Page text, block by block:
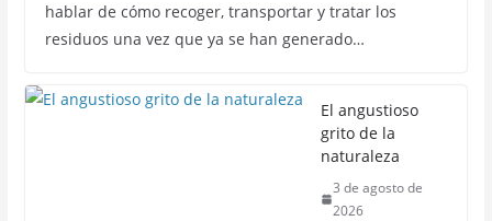
hablar de cómo recoger, transportar y tratar los
residuos una vez que ya se han generado…
El angustioso
grito de la
naturaleza
3 de agosto de
2026